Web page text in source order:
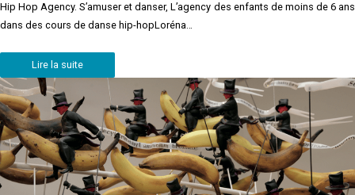
Hip Hop Agency. S’amuser et danser, L’agency des enfants de moins de 6 ans
dans des cours de danse hip-hopLoréna…
Lire la suite